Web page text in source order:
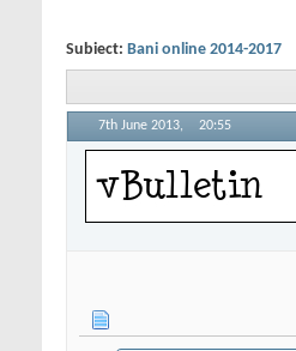
Subiect: Bani online 2014-2017
7th June 2013, 20:55